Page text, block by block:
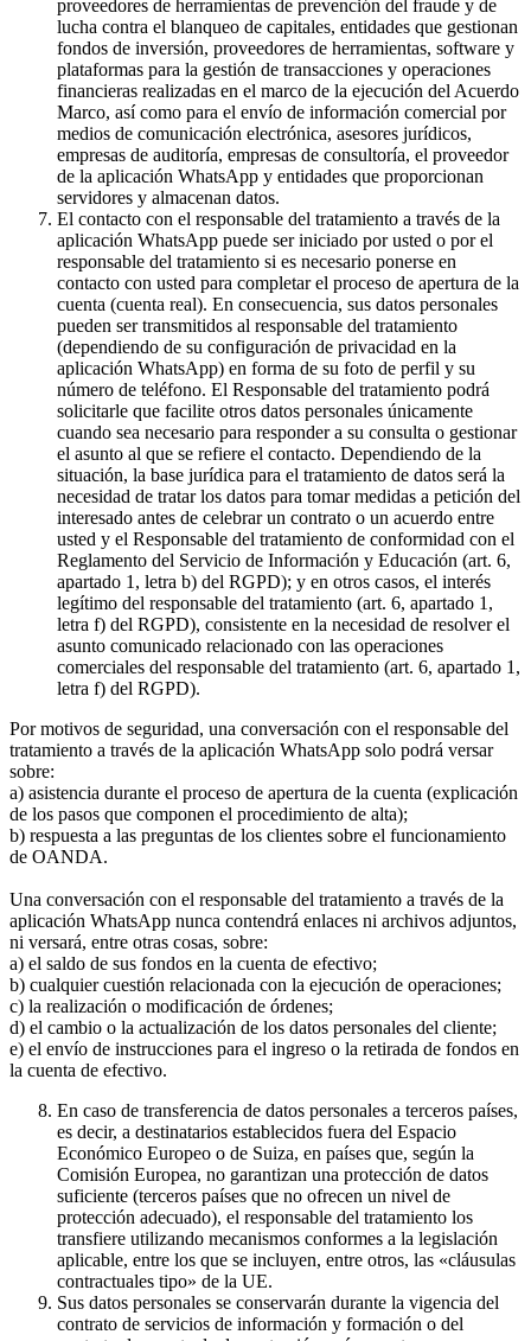
proveedores de herramientas de prevención del fraude y de
lucha contra el blanqueo de capitales, entidades que gestionan
fondos de inversión, proveedores de herramientas, software y
plataformas para la gestión de transacciones y operaciones
financieras realizadas en el marco de la ejecución del Acuerdo
Marco, así como para el envío de información comercial por
medios de comunicación electrónica, asesores jurídicos,
empresas de auditoría, empresas de consultoría, el proveedor
de la aplicación WhatsApp y entidades que proporcionan
servidores y almacenan datos.
El contacto con el responsable del tratamiento a través de la
aplicación WhatsApp puede ser iniciado por usted o por el
responsable del tratamiento si es necesario ponerse en
contacto con usted para completar el proceso de apertura de la
cuenta (cuenta real). En consecuencia, sus datos personales
pueden ser transmitidos al responsable del tratamiento
(dependiendo de su configuración de privacidad en la
aplicación WhatsApp) en forma de su foto de perfil y su
número de teléfono. El Responsable del tratamiento podrá
solicitarle que facilite otros datos personales únicamente
cuando sea necesario para responder a su consulta o gestionar
el asunto al que se refiere el contacto. Dependiendo de la
situación, la base jurídica para el tratamiento de datos será la
necesidad de tratar los datos para tomar medidas a petición del
interesado antes de celebrar un contrato o un acuerdo entre
usted y el Responsable del tratamiento de conformidad con el
Reglamento del Servicio de Información y Educación (art. 6,
apartado 1, letra b) del RGPD); y en otros casos, el interés
legítimo del responsable del tratamiento (art. 6, apartado 1,
letra f) del RGPD), consistente en la necesidad de resolver el
asunto comunicado relacionado con las operaciones
comerciales del responsable del tratamiento (art. 6, apartado 1,
letra f) del RGPD).
Por motivos de seguridad, una conversación con el responsable del
tratamiento a través de la aplicación WhatsApp solo podrá versar
sobre:
a) asistencia durante el proceso de apertura de la cuenta (explicación
de los pasos que componen el procedimiento de alta);
b) respuesta a las preguntas de los clientes sobre el funcionamiento
de OANDA.
Una conversación con el responsable del tratamiento a través de la
aplicación WhatsApp nunca contendrá enlaces ni archivos adjuntos,
ni versará, entre otras cosas, sobre:
a) el saldo de sus fondos en la cuenta de efectivo;
b) cualquier cuestión relacionada con la ejecución de operaciones;
c) la realización o modificación de órdenes;
d) el cambio o la actualización de los datos personales del cliente;
e) el envío de instrucciones para el ingreso o la retirada de fondos en
la cuenta de efectivo.
En caso de transferencia de datos personales a terceros países,
es decir, a destinatarios establecidos fuera del Espacio
Económico Europeo o de Suiza, en países que, según la
Comisión Europea, no garantizan una protección de datos
suficiente (terceros países que no ofrecen un nivel de
protección adecuado), el responsable del tratamiento los
transfiere utilizando mecanismos conformes a la legislación
aplicable, entre los que se incluyen, entre otros, las «cláusulas
contractuales tipo» de la UE.
Sus datos personales se conservarán durante la vigencia del
contrato de servicios de información y formación o del